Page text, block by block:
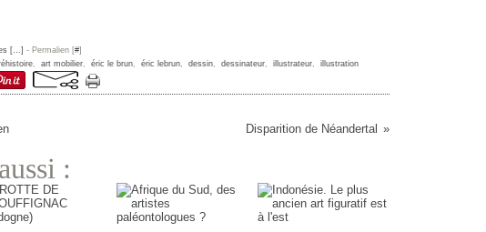
[…] - Permalien [#]
, art mobilier, éric le brun, éric lebrun, dessin, dessinateur, illustrateur, illustration
Disparition de Néandertal
: